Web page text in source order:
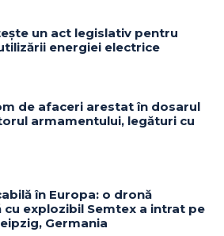
un act legislativ pentru
energiei electrice
de afaceri arestat în dosarul
armamentului, legături cu
în Europa: o dronă
explozibil Semtex a intrat pe
Germania